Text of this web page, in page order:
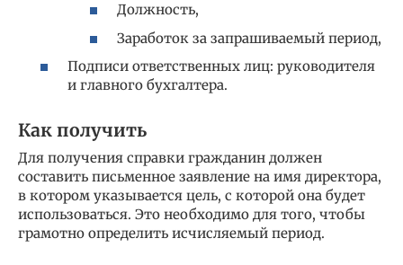
Должность,
Заработок за запрашиваемый период,
Подписи ответственных лиц: руководителя
и главного бухгалтера.
Как получить
Для получения справки гражданин должен
составить письменное заявление на имя директора,
в котором указывается цель, с которой она будет
использоваться. Это необходимо для того, чтобы
грамотно определить исчисляемый период.